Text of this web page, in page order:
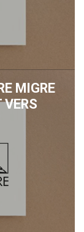
MIGRE
VERS